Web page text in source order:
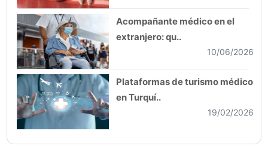
Acompañante médico en el
extranjero: qu..
10/06/2026
Plataformas de turismo médico
en Turquí..
19/02/2026